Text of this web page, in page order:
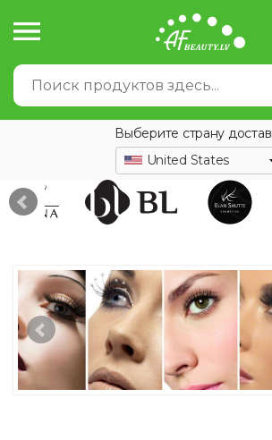
Выберите страну
United States